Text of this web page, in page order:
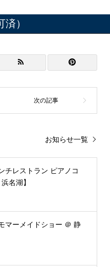
）
お知らせ一覧
チレストラン ピアノコ
名湖】
マーメイドショー ＠ 静